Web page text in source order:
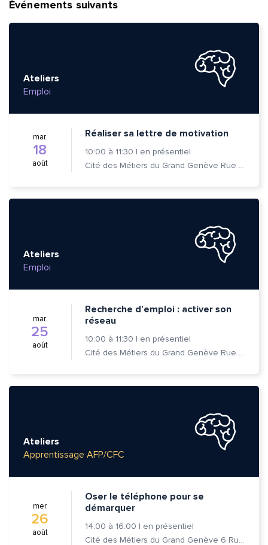
Événements suivants
Ateliers
Emploi
mar.
18
août
Réaliser sa lettre de motivation
10:00 à 11:30 | en présentiel
Cité des Métiers du Grand Genève Rue Prévost-Martin 6 1205 Genève
Ateliers
Emploi
mar.
25
août
Recherche d’emploi : activer son
réseau
10:00 à 11:30 | en présentiel
Cité des Métiers du Grand Genève Rue Prévost-Martin 6 1205 Genève
Ateliers
Apprentissage AFP/CFC
mer.
26
août
Oser le téléphone pour se
démarquer
14:00 à 16:00 | en présentiel
Cité des Métiers du Grand Genève 6 Rue Prévost-Martin 1205 Genève
Quelle est la pertinence de cette page?